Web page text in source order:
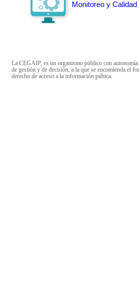
Monitoreo y
La CEGAIP, es un organismo público con autonomía
de gestión y de decisión, a la que se encomienda el
derecho de acceso a la información púbica.